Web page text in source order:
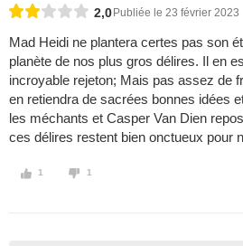
2,0 Publiée le 23 février 2023
Mad Heidi ne plantera certes pas son
planète de nos plus gros délires. Il en
incroyable rejeton; Mais pas assez de
en retiendra de sacrées bonnes idées
les méchants et Casper Van Dien
ces délires restent bien onctueux pour
1 1